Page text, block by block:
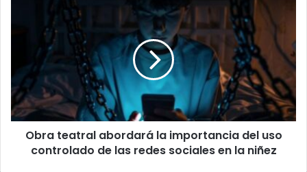
Sarapiquí
abordará
del
uso
controlado
de
redes
Obra teatral abordará la importancia del uso
controlado de las redes sociales en la niñez